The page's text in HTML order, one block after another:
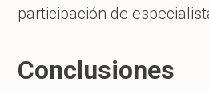
participación de
Conclusiones